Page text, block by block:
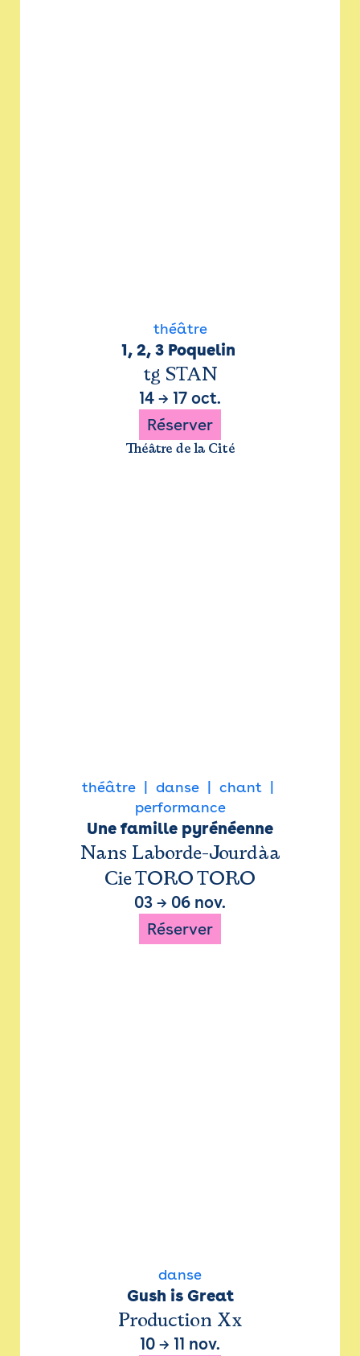
théâtre
1, 2, 3 Poquelin
tg STAN
14 → 17 oct.
Réserver
Théâtre de la Cité
théâtre danse
chant
performance
Une famille pyrénéenne
Nans Laborde-Jourdàa
Cie TORO TORO
03 → 06 nov.
Réserver
danse
Gush is Great
Production Xx
10 → 11 nov.